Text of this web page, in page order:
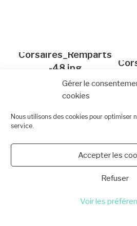
Gérer le
cookies
Nous utilisons des cookies pour optimiser
service.
Accepter les
Refuser
Voir les
Corsaires_Remparts
-48.jpg
Corsaires_Remparts